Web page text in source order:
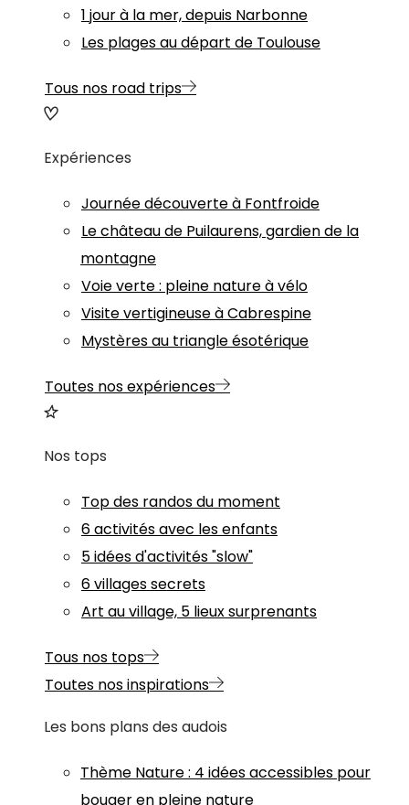
1 jour à la mer, depuis Narbonne
Les plages au départ de Toulouse
Tous nos road trips
Expériences
Journée découverte à Fontfroide
Le château de Puilaurens, gardien de la
montagne
Voie verte : pleine nature à vélo
Visite vertigineuse à Cabrespine
Mystères au triangle ésotérique
Toutes nos expériences
Nos tops
Top des randos du moment
6 activités avec les enfants
5 idées d'activités "slow"
6 villages secrets
Art au village, 5 lieux surprenants
Tous nos tops
Toutes nos inspirations
Les bons plans des audois
Thème Nature: 4 idées accessibles pour
bouger en pleine nature